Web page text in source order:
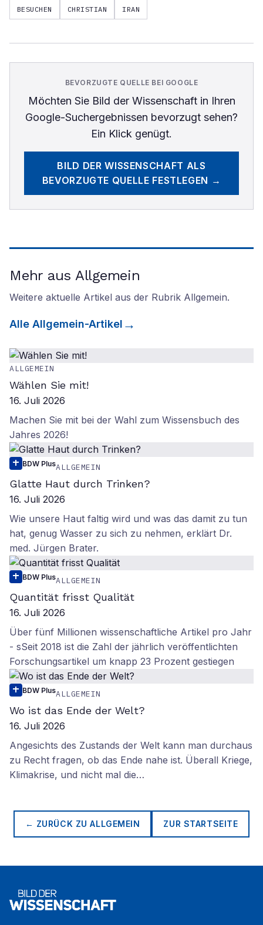
BESUCHEN CHRISTIAN IRAN
BEVORZUGTE QUELLE BEI GOOGLE
Möchten Sie Bild der Wissenschaftin Ihren
Google-Suchergebnissen bevorzugt sehen?
Ein Klick genügt.
BILD DER WISSENSCHAFT ALS
BEVORZUGTE QUELLE FESTLEGEN →
Mehr aus Allgemein
Weitere aktuelle Artikel aus der Rubrik Allgemein.
Alle Allgemein-Artikel
ALLGEMEIN
Wählen Sie mit!
16. Juli 2026
Machen Sie mit bei der Wahl zum Wissensbuch des
Jahres 2026!
BDW PlusALLGEMEIN
Glatte Haut durch Trinken?
16. Juli 2026
Wie unsere Haut faltig wird und was das damit zu tun
hat, genug Wasser zu sich zu nehmen, erklärt Dr.
med. Jürgen Brater.
BDW PlusALLGEMEIN
Quantität frisst Qualität
16. Juli 2026
Über fünf Millionen wissenschaftliche Artikel pro Jahr
- sSeit 2018 ist die Zahl der jährlich veröffentlichten
Forschungsartikel um knapp 23 Prozent gestiegen
BDW PlusALLGEMEIN
Wo ist das Ende der Welt?
16. Juli 2026
Angesichts des Zustands der Welt kann man durchaus
zu Recht fragen, ob das Ende nahe ist. Überall Kriege,
Klimakrise, und nicht mal die…
← ZURÜCK ZUALLGEMEIN ZUR STARTSEITE